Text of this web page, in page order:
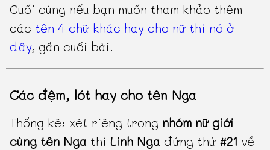
Cuối cùng nếu bạn muốn tham khảo thêm
các tên 4 chữ khác hay cho nữ thì nó ở
đây, gần cuối bài.
Các đệm, lót hay cho tên Nga
Thống kê: xét riêng trong nhóm nữ giới
cùng tên Nga thìLinh Nga đứng thứ #21 về